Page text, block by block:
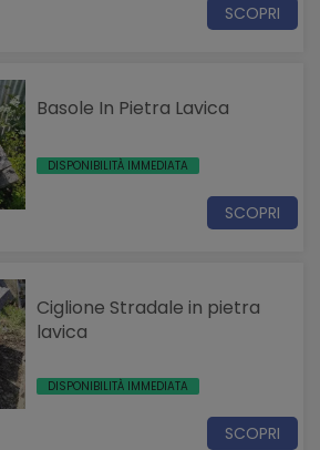
SCOPRI
Basole In Pietra Lavica
DISPONIBILITÀ IMMEDIATA
SCOPRI
Ciglione Stradale in pietra
lavica
DISPONIBILITÀ IMMEDIATA
SCOPRI